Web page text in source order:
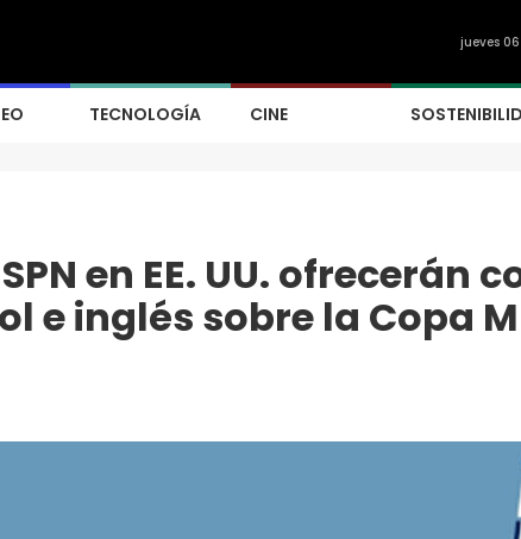
jueves
TECNOLOGÍA CINE
en EE. UU. ofrecerán
e inglés sobre la Copa